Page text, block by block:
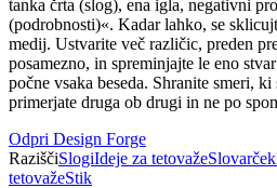
tanka črta (slog), ena igla, negativni
(podrobnosti)«. Kadar lahko, se
medij. Ustvarite več različic, preden
posamezno, in spreminjajte le eno
počne vsaka beseda. Shranite smeri,
primerjate druga ob drugi in ne po
Odpri Design Forge
RaziščiSlogiIdeje za tetovažeSlovarček
tetovažeStik